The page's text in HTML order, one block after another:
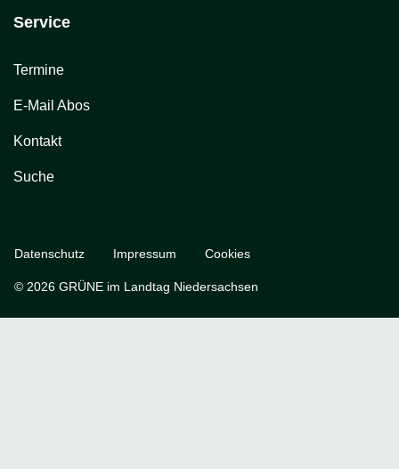
Service
Termine
E-Mail Abos
Kontakt
Suche
Datenschutz Impressum Cookies
© 2026 GRÜNE im Landtag Niedersachsen